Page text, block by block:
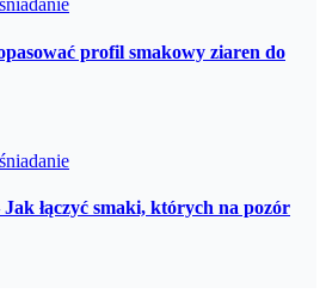
profil smakowy ziaren do
Jak łączyć smaki, których na pozór